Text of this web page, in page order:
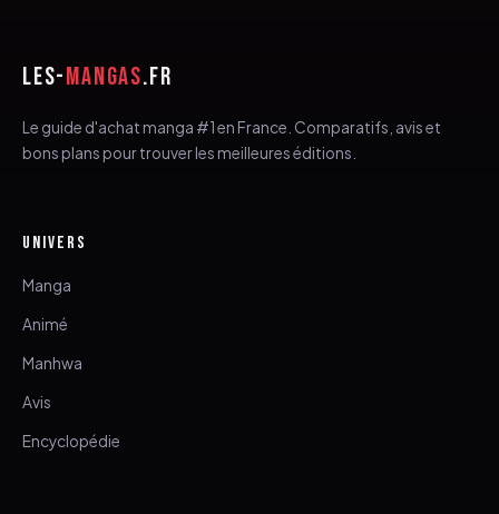
LES-MANGAS.FR
Le guide d'achat manga #1 en France. Comparatifs, avis et
bons plans pour trouver les meilleures éditions.
UNIVERS
Manga
Animé
Manhwa
Avis
Encyclopédie